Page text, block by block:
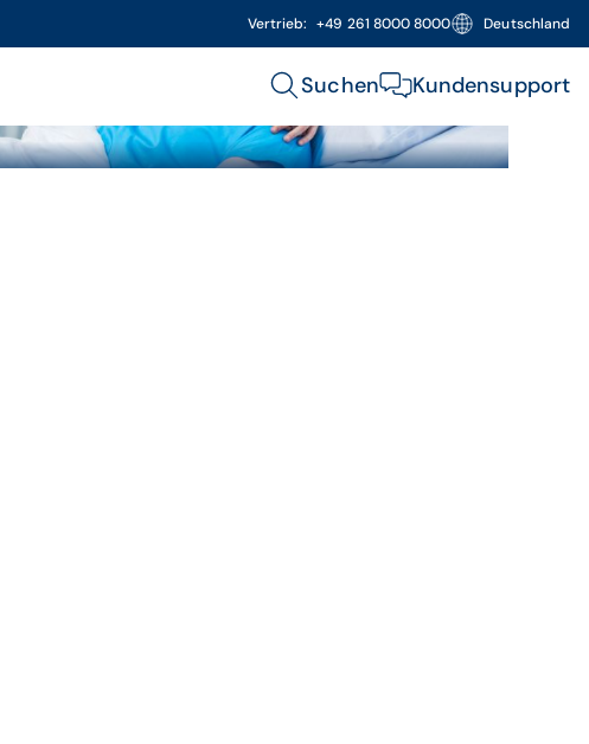
Vertrieb: +49 261 8000 8000 Deutschland
Suchen Kundensupport
Bett und wird von seinem Sohn liebevoll umarmt.